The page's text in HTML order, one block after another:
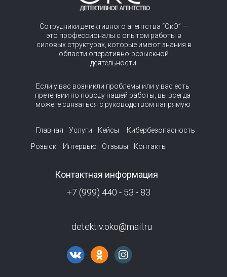
Главная Услуги Кейсы
Кибербезопасность
Интервью
Отзывы Контакты
Розыск
detektiv.oko@mail.ru
+7 (999) 440 - 53 - 83
Сотрудники детективного агентства “ОкО” —
это профессионалы с опытом работы в
силовых структурах, которые имеют знания в
области оперативно-розыскной
деятельности.
Контактная информация
Если у вас возникли проблемы или у вас есть
претензии по поводу нашей работы, вы всегда
можете связаться с руководством напрямую